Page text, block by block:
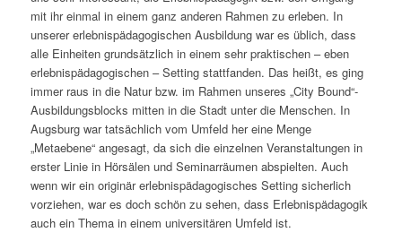
mit ihr einmal in einem ganz anderen Rahmen zu erleben. In
unserer erlebnispädagogischen Ausbildung war es üblich, dass
alle Einheiten grundsätzlich in einem sehr praktischen – eben
erlebnispädagogischen – Setting stattfanden. Das heißt, es ging
immer raus in die Natur bzw. im Rahmen unseres „City Bound“-
Ausbildungsblocks mitten in die Stadt unter die Menschen. In
Augsburg war tatsächlich vom Umfeld her eine Menge
„Metaebene“ angesagt, da sich die einzelnen Veranstaltungen in
erster Linie in Hörsälen und Seminarräumen abspielten. Auch
wenn wir ein originär erlebnispädagogisches Setting sicherlich
vorziehen, war es doch schön zu sehen, dass Erlebnispädagogik
auch ein Thema in einem universitären Umfeld ist.